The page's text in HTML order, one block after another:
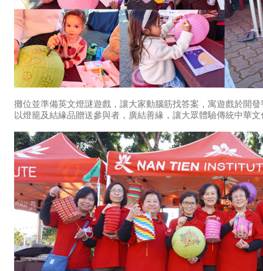
攤位並準備英文燈謎遊戲，讓大家動腦筋找答案，寓遊戲於開
以燈籠及結緣品贈送參與者，廣結善緣，讓大眾體驗傳統中華